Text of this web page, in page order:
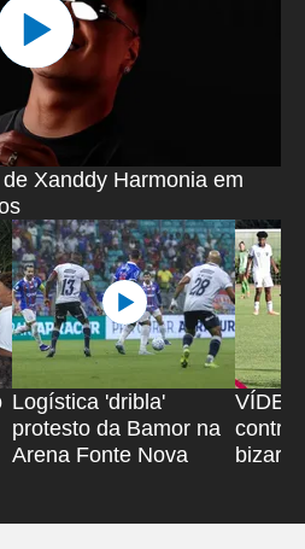
Xanddy Harmonia em
Logística 'dribla'
protesto da Bamor na
Arena Fonte Nova
contra